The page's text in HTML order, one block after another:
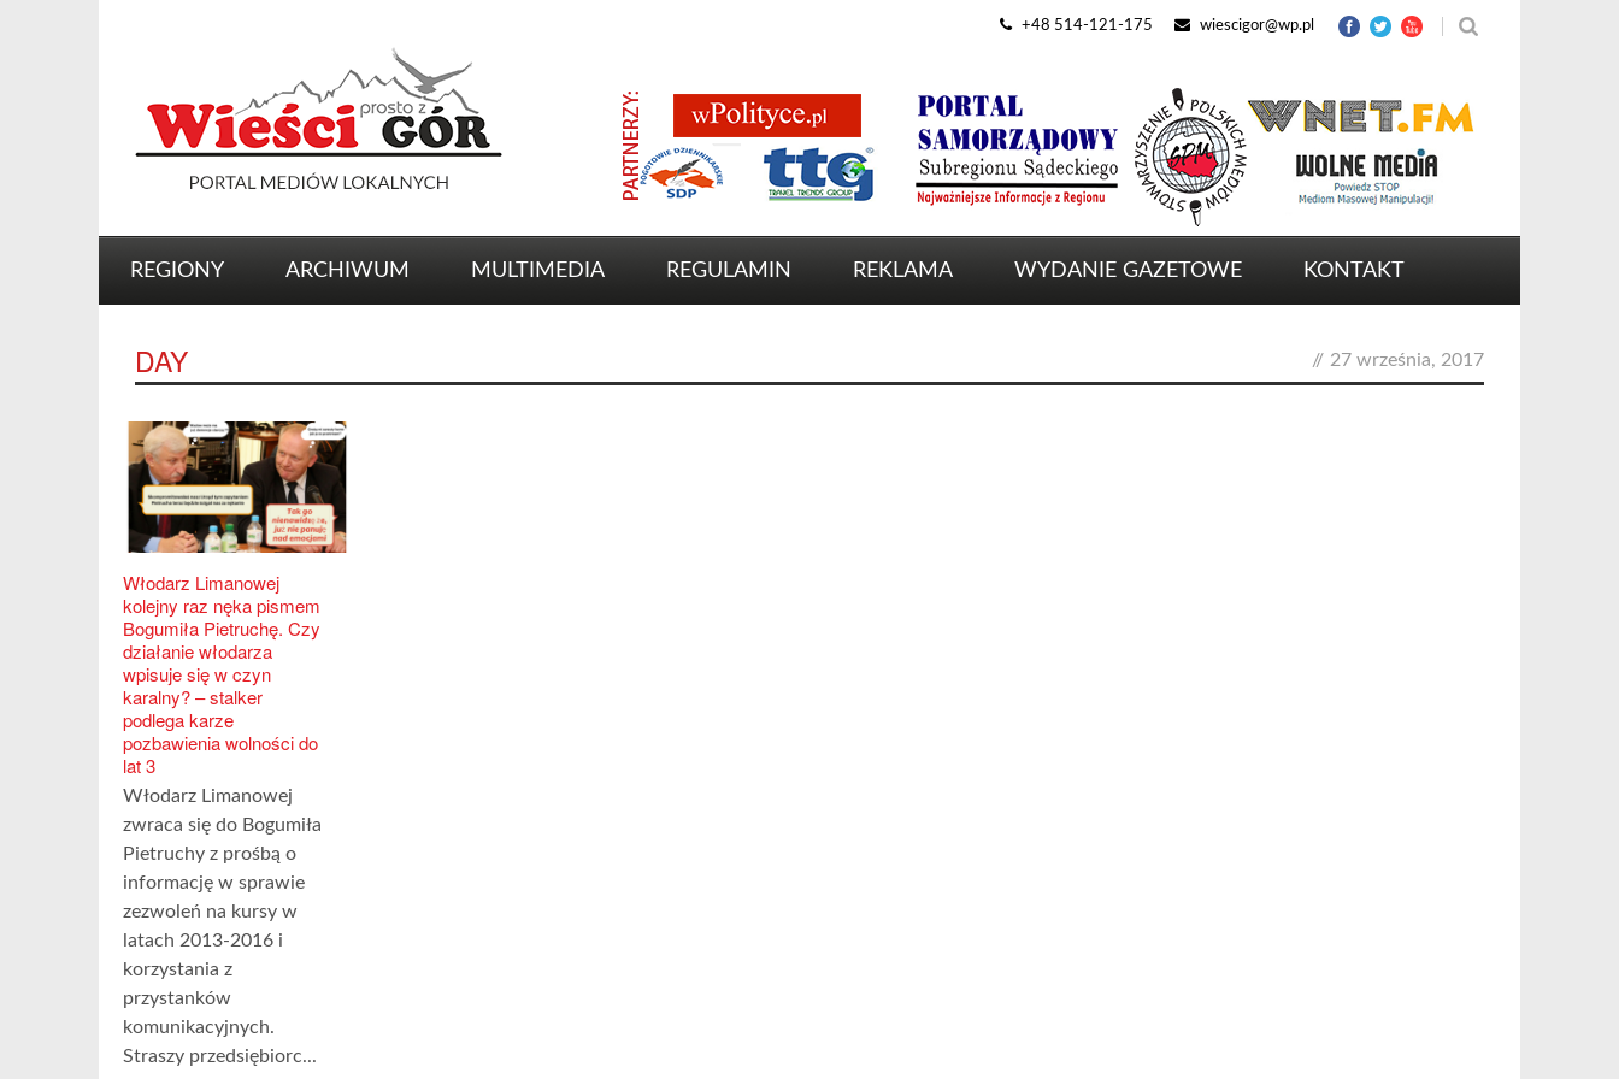
+48 514-121-175 wiescigor@wp.pl
REGIONY ARCHIWUM MULTIMEDIA REGULAMIN REKLAMA WYDANIE GAZETOWE KONTAKT
DAY // 27 września, 2017
Włodarz Limanowej
kolejny raz nęka pismem
Bogumiła Pietruchę. Czy
działanie włodarza
wpisuje się w czyn
karalny? – stalker
podlega karze
pozbawienia wolności do
lat 3
Włodarz Limanowej
zwraca się do Bogumiła
Pietruchy z prośbą o
informację w sprawie
zezwoleń na kursy w
latach 2013-2016 i
korzystania z
przystanków
komunikacyjnych.
Straszy przedsiębiorc...